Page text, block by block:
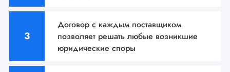
Договор с каждым поставщиком
позволяет решать любые возникшие
юридические споры